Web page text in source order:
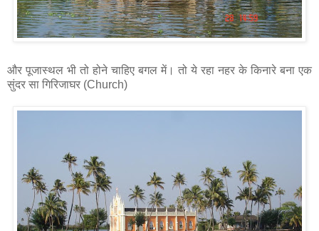
और पूजास्थल भी तो होने चाहिए बगल में। तो ये रहा नहर के किनारे बना एक
सुंदर सा गिरिजाघर (Church)